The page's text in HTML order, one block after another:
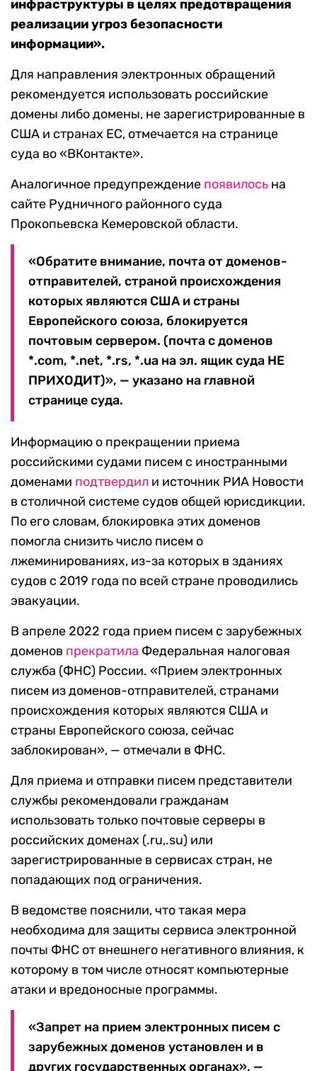
инфраструктуры в целях предотвращения
реализации угроз безопасности
информации».
Для направления электронных обращений
рекомендуется использовать российские
домены либо домены, не зарегистрированные в
США и странах ЕС, отмечается на странице
суда во «ВКонтакте».
Аналогичное предупреждение появилось на
сайте Рудничного районного суда
Прокопьевска Кемеровской области.
«Обратите внимание, почта от доменов-
отправителей, страной происхождения
которых являются США и страны
Европейского союза, блокируется
почтовым сервером. (почта с доменов
*.com, *.net, *.rs, *.ua на эл. ящик суда НЕ
ПРИХОДИТ)», — указано на главной
странице суда.
Информацию о прекращении приема
российскими судами писем с иностранными
доменами подтвердил и источник РИА Новости
в столичной системе судов общей юрисдикции.
По его словам, блокировка этих доменов
помогла снизить число писем о
лжеминированиях, из-за которых в зданиях
судов с 2019 года по всей стране проводились
эвакуации.
В апреле 2022 года прием писем с зарубежных
доменов прекратила Федеральная налоговая
служба (ФНС) России. «Прием электронных
писем из доменов-отправителей, странами
происхождения которых являются США и
страны Европейского союза, сейчас
заблокирован», — отмечали в ФНС.
Для приема и отправки писем представители
службы рекомендовали гражданам
использовать только почтовые серверы в
российских доменах (.ru,.su) или
зарегистрированные в сервисах стран, не
попадающих под ограничения.
В ведомстве пояснили, что такая мера
необходима для защиты сервиса электронной
почты ФНС от внешнего негативного влияния, к
которому в том числе относят компьютерные
атаки и вредоносные программы.
«Запрет на прием электронных писем с
зарубежных доменов установлен и в
других государственных органах», —